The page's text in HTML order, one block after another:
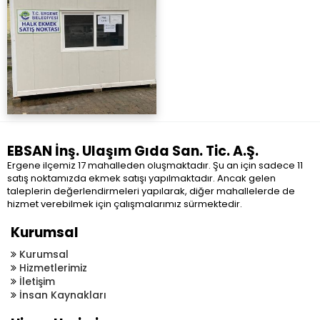
EBSAN İnş. Ulaşım Gıda San. Tic. A.Ş.
Ergene ilçemiz 17 mahalleden oluşmaktadır. Şu an için sadece 11
satış noktamızda ekmek satışı yapılmaktadır. Ancak gelen
taleplerin değerlendirmeleri yapılarak, diğer mahallelerde de
hizmet verebilmek için çalışmalarımız sürmektedir.
Kurumsal
Kurumsal
Hizmetlerimiz
İletişim
İnsan Kaynakları